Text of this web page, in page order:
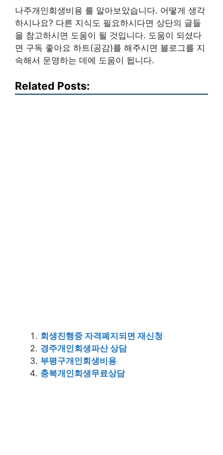
나주개인회생비용 를 알아보았습니다. 어떻게 생각
하시나요? 다른 지식도 필요하시다면 상단의 글들
을 참고하시면 도움이 될 것입니다. 도움이 되셨다
면 구독 좋아요 하트(공감)를 해주시면 블로그를 지
속해서 운영하는 데에 도움이 됩니다.
Related Posts:
회생진행중 자격폐지되면 재신청
경주개인회생파산 상담
부평구개인회생비용
충북개인회생무료상담